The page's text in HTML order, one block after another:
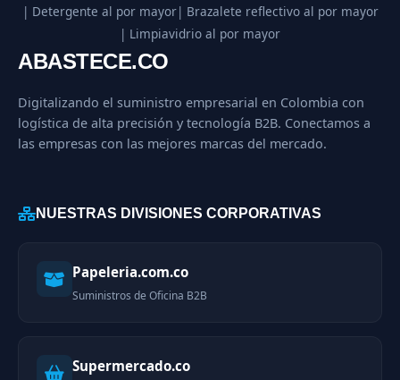
| Detergente al por mayor| Brazalete reflectivo al por mayor
| Limpiavidrio al por mayor
ABASTECE.CO
Digitalizando el suministro empresarial en Colombia con
logística de alta precisión y tecnología B2B. Conectamos a
las empresas con las mejores marcas del mercado.
NUESTRAS DIVISIONES CORPORATIVAS
Papeleria.com.co
Suministros de Oficina B2B
Supermercado.co